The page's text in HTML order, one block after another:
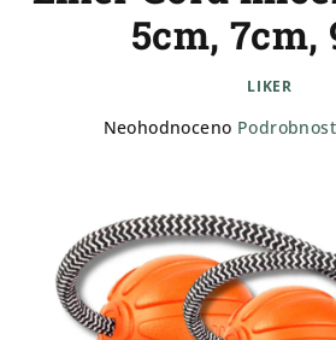
5cm, 7cm,
LIKER
Průměrné
0,0
z
5
hvězdiček.
Neohodnoceno